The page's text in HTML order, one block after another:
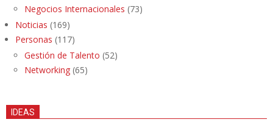
Negocios Internacionales (73)
Noticias (169)
Personas (117)
Gestión de Talento (52)
Networking (65)
IDEAS